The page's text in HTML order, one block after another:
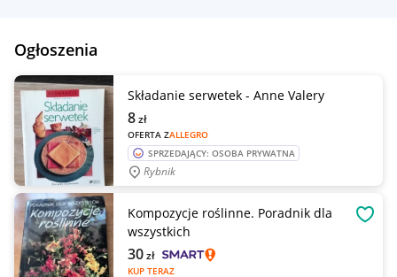
Ogłoszenia
Składanie serwetek - Anne Valery
OFERTA ZALLEGRO
8zł
SPRZEDAJĄCY: OSOBA PRYWATNA
Rybnik
Kompozycje roślinne. Poradnik dla
wszystkich
KUP TERAZ
30zł